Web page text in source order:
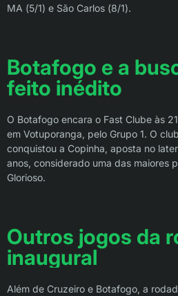
MA (5/1) e São Carlos (8/1).
Botafogo e a
feito inédito
O Botafogo encara o Fast Clube às
em Votuporanga, pelo Grupo 1. O
conquistou a Copinha, aposta no
anos, considerado uma das maiores
Glorioso.
Outros jogos da
inaugural
Além de Cruzeiro e Botafogo, a